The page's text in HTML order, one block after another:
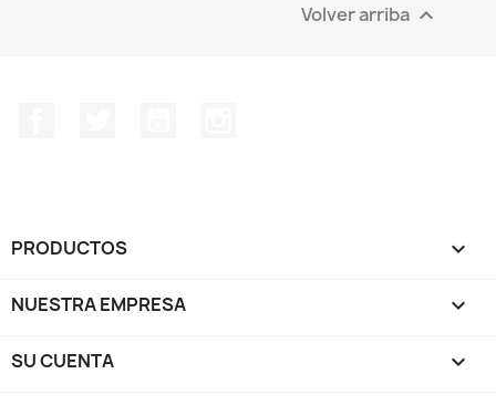
Volver arriba 
PRODUCTOS 
NUESTRA EMPRESA 
SU CUENTA 